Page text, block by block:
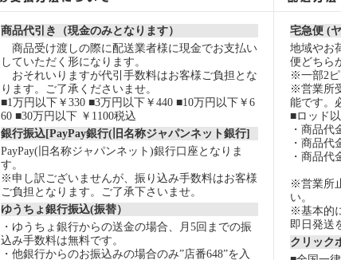
商品代引き（現金のみとなります）
商品受け渡しの際に配送業者様に現金でお支払い
していただく形になります。
おそれいりますが代引手数料はお客様ご負担とな
ります。ご了承くださいませ。
■1万円以下￥330 ■3万円以下￥440 ■10万円以下￥6
60 ■30万円以下 ￥1100税込
銀行振込[PayPay銀行(旧名称ジャパンネット銀行]
PayPay(旧名称ジャパンネット)銀行口座となりま
す。
※申し訳ございませんが、振り込み手数料はお客様
ご負担となります。ご了承下さいませ。
ゆうちょ銀行振込(振替）
・ゆうちょ銀行からの送金の場合、月5回までの振
込み手数料は無料です。
・他銀行からのお振込みの場合のみ”店番648”を入
宅急便 (
地域やお
便どちら
※一部2ピ
※営業所
能です。
■ロッド
・商品代
・商品代
・商品代
※営業所
い。
※基本的
即日発送
クリック